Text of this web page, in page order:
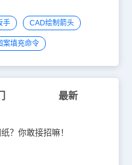
手 CAD绘制箭头
案填充命令
最新
？你敢接招嘛！